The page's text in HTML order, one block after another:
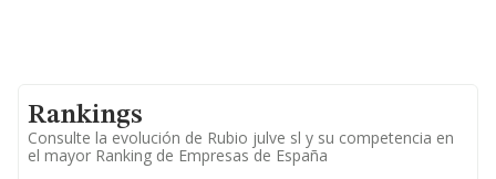
Rankings
Consulte la evolución de Rubio julve sl y su competencia en
el mayor Ranking de Empresas de España